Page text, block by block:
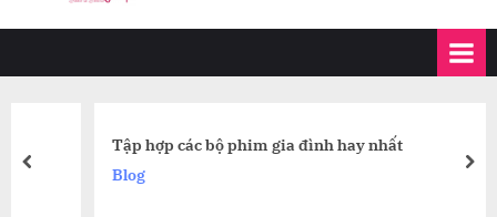
Tập hợp các bộ phim gia đình hay nhất
prev